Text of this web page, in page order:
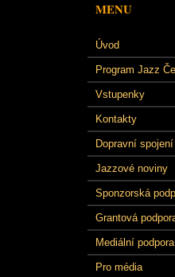
MENU
Úvod
Program Jazz
Vstupenky
Kontakty
Dopravní spojení
Jazzové noviny
Sponzorská
Grantová
Mediální podpora
Pro média